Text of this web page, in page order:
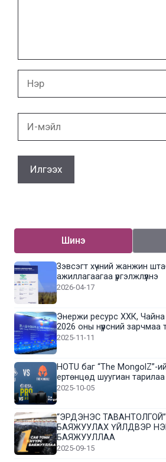
мэйл
Шинэ
Зэвсэгт хүчний жанжин
ажиллагаагаа үргэлжлүүлнэ
2026-04-17
Энержи ресурс ХХК,
2026 оны нүүрсний зарчмаа
2025-11-11
HOTU баг “The MongolZ”-
ертөнцөд шуугиан тарилаа
2025-10-05
“ЭРДЭНЭС
БАЯЖУУЛАХ ҮЙЛДВЭР
БАЯЖУУЛЛАА
2025-09-15